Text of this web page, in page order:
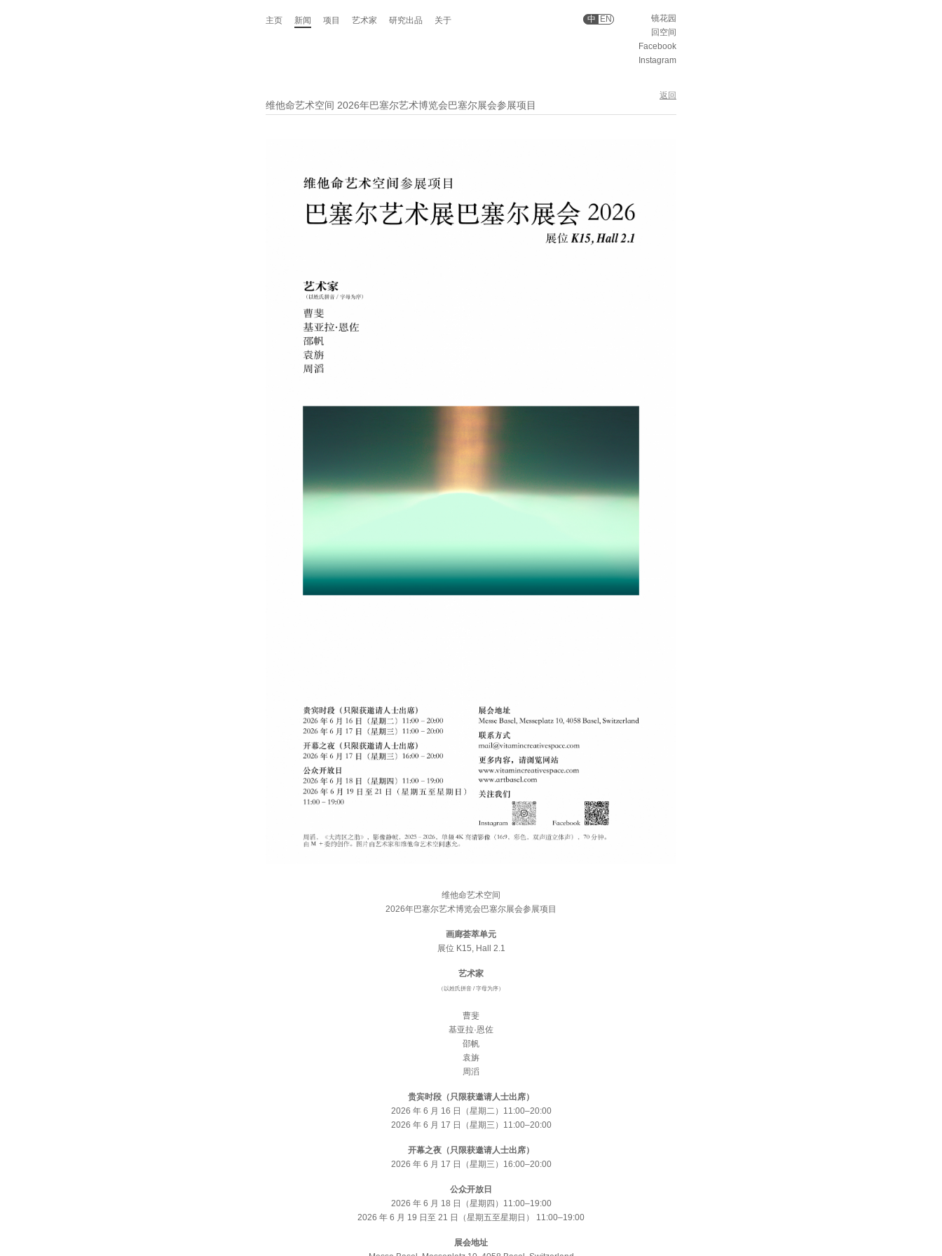
主页 新闻 项目 艺术家 研究出品 关于
镜花园
回空间
Facebook
Instagram
中 EN
返回
维他命艺术空间 2026年巴塞尔艺术博览会巴塞尔展会参展项目
维他命艺术空间
2026年巴塞尔艺术博览会巴塞尔展会参展项目
画廊荟萃单元
展位 K15, Hall 2.1
艺术家
（以姓氏拼音 / 字母为序）
曹斐
基亚拉·恩佐
邵帆
袁旃
周滔
贵宾时段（只限获邀请人士出席）
2026 年 6 月 16 日（星期二）11:00–20:00
2026 年 6 月 17 日（星期三）11:00–20:00
开幕之夜（只限获邀请人士出席）
2026 年 6 月 17 日（星期三）16:00–20:00
公众开放日
2026 年 6 月 18 日（星期四）11:00–19:00
2026 年 6 月 19 日至 21 日（星期五至星期日） 11:00–19:00
展会地址